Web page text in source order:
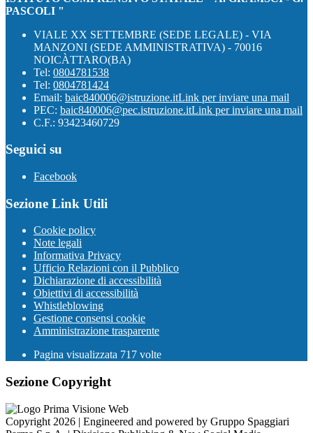
PASCOLI "
VIALE XX SETTEMBRE (SEDE LEGALE) - VIA
MANZONI (SEDE AMMINISTRATIVA) - 70016
NOICÀTTARO(BA)
Tel: 0804781538
Tel: 0804781424
Email: baic840006@istruzione.itLink per inviare una mail
PEC: baic840006@pec.istruzione.itLink per inviare una mail
C.F.: 93423460729
Seguici su
Facebook
Sezione Link Utili
Cookie policy
Note legali
Informativa Privacy
Ufficio Relazioni con il Pubblico
Dichiarazione di accessibilità
Obiettivi di accessibilità
Whistleblowing
Gestione consensi cookie
Amministrazione trasparente
Pagina visualizzata 717 volte
Sezione Copyright
Copyright 2026 | Engineered and powered by Gruppo Spaggiari